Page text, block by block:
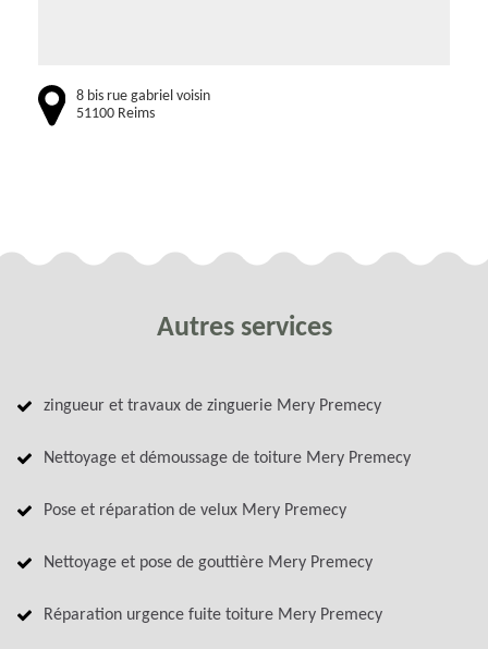
8 bis rue gabriel voisin
51100 Reims
Autres services
zingueur et travaux de zinguerie Mery Premecy
Nettoyage et démoussage de toiture Mery Premecy
Pose et réparation de velux Mery Premecy
Nettoyage et pose de gouttière Mery Premecy
Réparation urgence fuite toiture Mery Premecy